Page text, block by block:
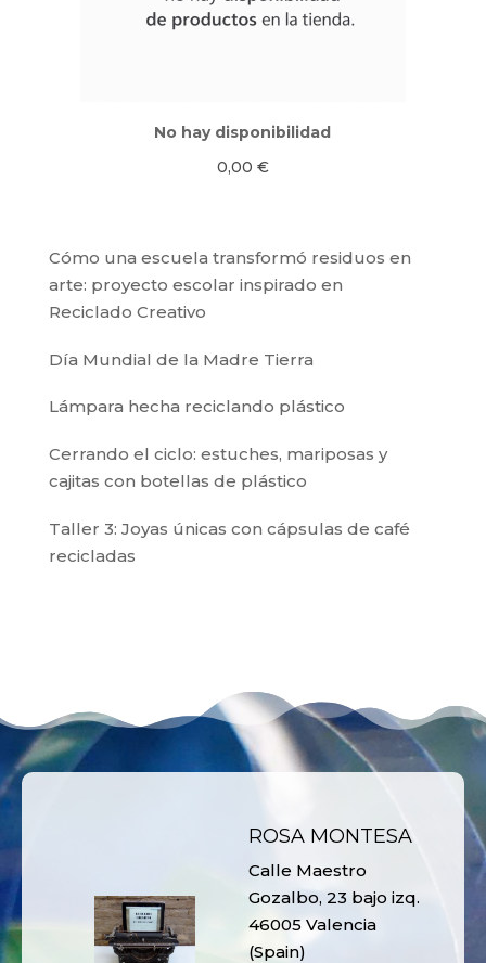
No hay disponibilidad
0,00 €
Cómo una escuela transformó residuos en
arte: proyecto escolar inspirado en
Reciclado Creativo
Día Mundial de la Madre Tierra
Lámpara hecha reciclando plástico
Cerrando el ciclo: estuches, mariposas y
cajitas con botellas de plástico
Taller 3: Joyas únicas con cápsulas de café
recicladas
ROSA MONTESA
Calle Maestro
Gozalbo, 23 bajo izq.
46005 Valencia
(Spain)